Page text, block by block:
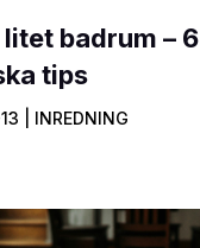
badrum – 6
tips
INREDNING